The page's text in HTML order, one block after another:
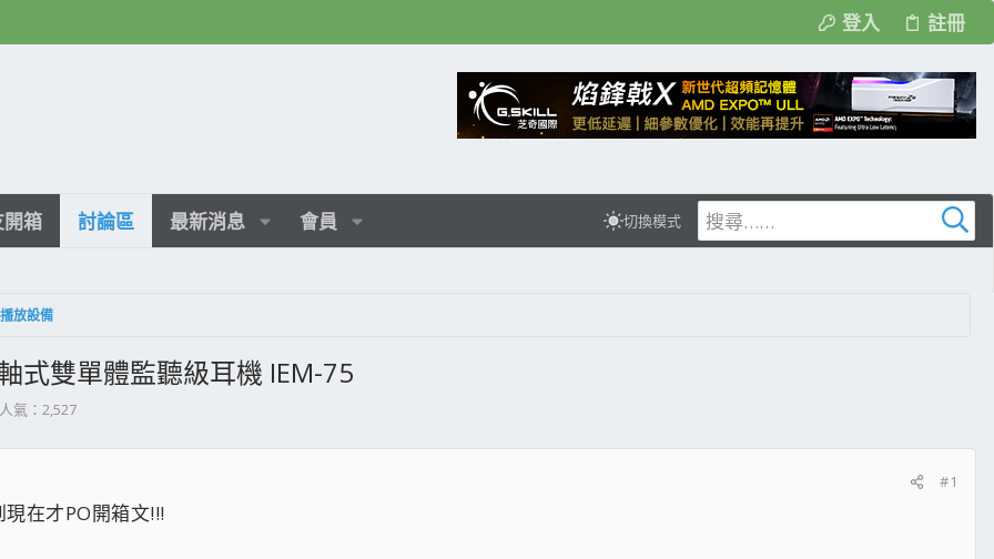
登入 註冊
箱 討論區 最新消息 會員 切換模式
放設備
式雙單體監聽級耳機 IEM-75
人氣：2,527
#1
在才PO開箱文!!!